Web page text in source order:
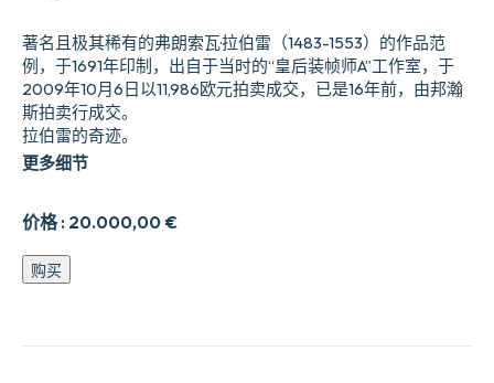
价格 : 20.000,00 €
著名且极其稀有的弗朗索瓦·拉伯雷（1483-1553）的作品范
例，于1691年印制，出自于当时的“皇后装帧师A”工作室，于
2009年10月6日以11,986欧元拍卖成交，已是16年前，由邦瀚
斯拍卖行成交。
拉伯雷的奇迹。
更多细节
Les
Œuvres
购买